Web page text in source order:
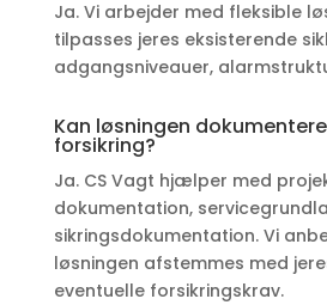
Ja. Vi arbejder med fleksible
tilpasses jeres eksisterende
adgangsniveauer,
Kan løsningen
forsikring?
Ja. CS Vagt hjælper med
dokumentation,
sikringsdokumentation. Vi
løsningen afstemmes med
eventuelle forsikringskrav.